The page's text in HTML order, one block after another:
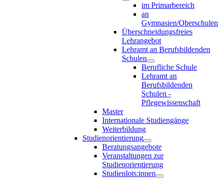
im Primarbereich
an
Gymnasien/Oberschulen
Überschneidungsfreies
Lehrangebot
Lehramt an Berufsbildenden
Schulen
Berufliche Schule
Lehramt an
Berufsbildenden
Schulen -
Pflegewissenschaft
Master
Internationale Studiengänge
Weiterbildung
Studienorientierung
Beratungsangebote
Veranstaltungen zur
Studienorientierung
Studienlots:innen